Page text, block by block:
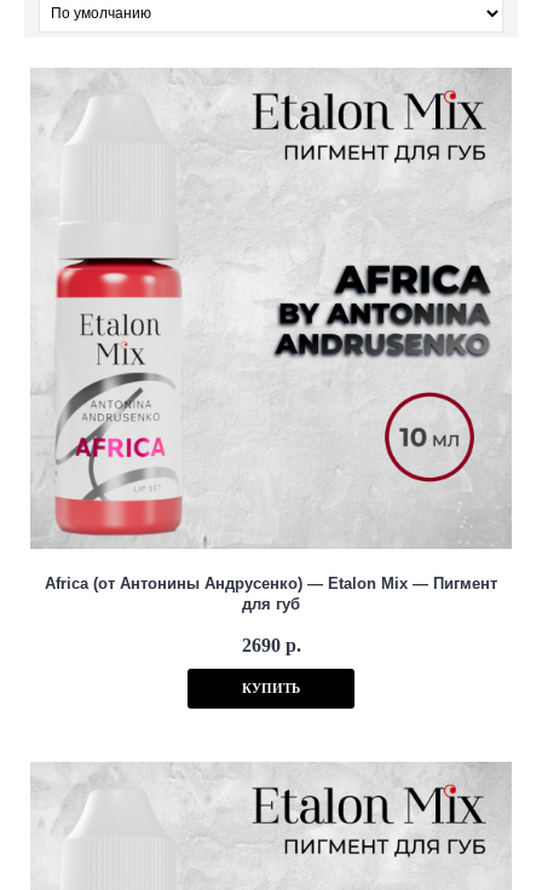
Пигменты отличаются насыщенностью, мягкой укладкой и
устойчивостью в коже.
Все формулы сертифицированы и стерилизованы, подходят как
для начинающих, так и для опытных мастеров ПМ.
Africa (от Антонины Андрусенко) — Etalon Mix — Пигмент
для губ
2690 р.
КУПИТЬ